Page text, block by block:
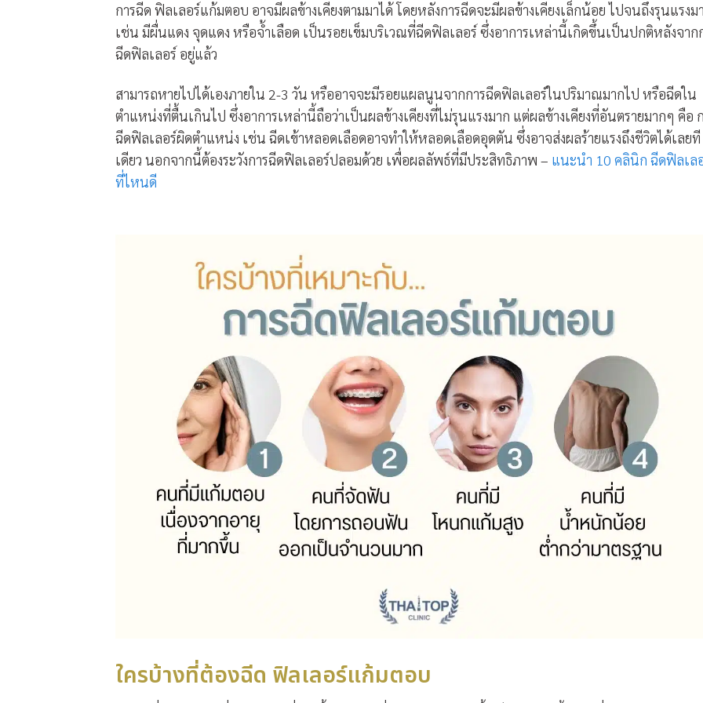
การฉีด ฟิลเลอร์แก้มตอบ อาจมีผลข้างเคียงตามมาได้ โดยหลังการฉีดจะมีผลข้างเคียงเล็กน้อย ไปจนถึงรุนแรงม
เช่น มีผื่นแดง จุดแดง หรือจ้ำเลือด เป็นรอยเข็มบริเวณที่ฉีดฟิลเลอร์ ซึ่งอาการเหล่านี้เกิดขึ้นเป็นปกติหลังจาก
ฉีดฟิลเลอร์ อยู่แล้ว
สามารถหายไปได้เองภายใน 2-3 วัน หรืออาจจะมีรอยแผลนูนจากการฉีดฟิลเลอร์ในปริมาณมากไป หรือฉีดใน
ตำแหน่งที่ตื้นเกินไป ซึ่งอาการเหล่านี้ถือว่าเป็นผลข้างเคียงที่ไม่รุนแรงมาก แต่ผลข้างเคียงที่อันตรายมากๆ คือ
ฉีดฟิลเลอร์ผิดตำแหน่ง เช่น ฉีดเข้าหลอดเลือดอาจทำให้หลอดเลือดอุดตัน ซึ่งอาจส่งผลร้ายแรงถึงชีวิตได้เลยที
เดียว นอกจากนี้ต้องระวังการฉีดฟิลเลอร์ปลอมด้วย เพื่อผลลัพธ์ที่มีประสิทธิภาพ – แนะนำ 10 คลินิก ฉีดฟิลเล
ที่ไหนดี
ใครบ้างที่ต้องฉีด ฟิลเลอร์แก้มตอบ